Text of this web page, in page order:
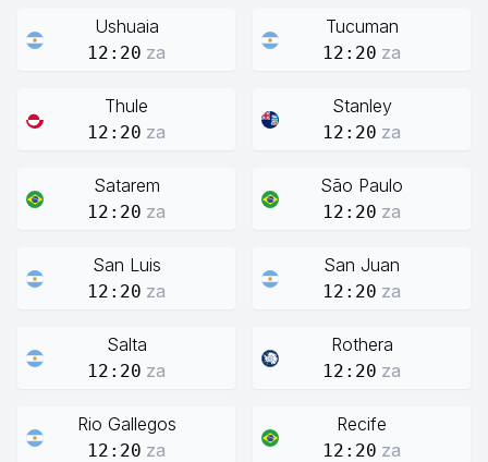
Ushuaia
12:20 za
Tucuman
12:20 za
Thule
12:20 za
Stanley
12:20 za
Satarem
12:20 za
São Paulo
12:20 za
San Luis
12:20 za
San Juan
12:20 za
Salta
12:20 za
Rothera
12:20 za
Rio Gallegos
12:20 za
Recife
12:20 za